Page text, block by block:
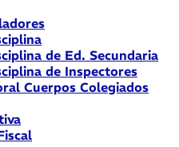
de Ed. Secundaria
de Inspectores
Cuerpos Colegiados